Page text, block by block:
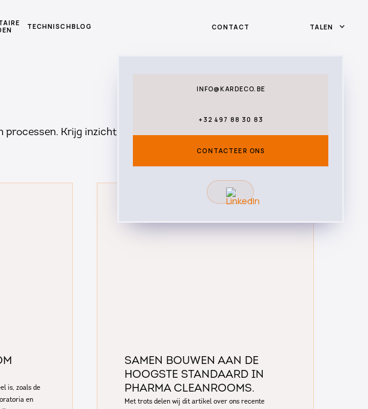
TECHNISCHBLOG
INFO@KARDECO.BE
+32 497 88 30 83
CONTACTEER ONS
CONTACT TALEN
Krijg inzicht in ons streven naar uitmuntendheid,
is, zoals de
en
Samen bouwen aan de
hoogste standaard in
pharma cleanrooms.
Met trots delen wij dit artikel over ons recente